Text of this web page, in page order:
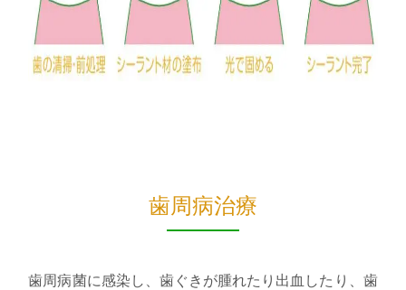
歯周病治療
歯周病菌に感染し、歯ぐきが腫れたり出血したり、歯